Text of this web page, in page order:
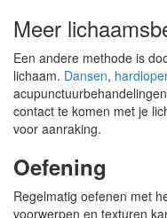
Meer
Een andere methode is
lichaam. Dansen,
contact te komen met je
voor aanraking.
Oefening
Regelmatig oefenen met
voorwerpen en texturen